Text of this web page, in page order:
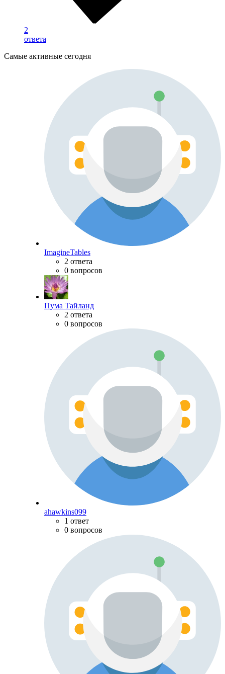
2
ответа
Самые активные сегодня
ImagineTables
2 ответа
0 вопросов
Пума Тайланд
2 ответа
0 вопросов
ahawkins099
1 ответ
0 вопросов